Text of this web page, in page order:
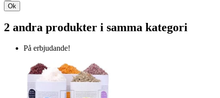
Ok
2 andra produkter i samma kategori
På erbjudande!